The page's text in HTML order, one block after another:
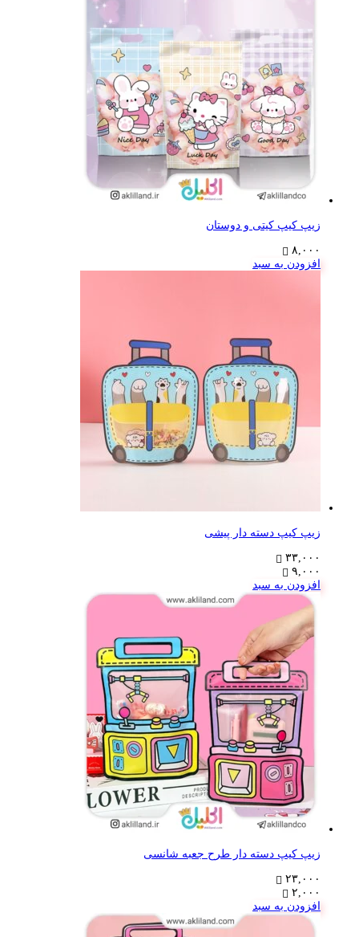
زیپ کیپ کیتی و دوستان
۸,۰۰۰
افزودن به سبد
زیپ کیپ دسته دار پیشی
۳۳,۰۰۰
۹,۰۰۰
افزودن به سبد
زیپ کیپ دسته دار طرح جعبه شانسی
۲۳,۰۰۰
۲,۰۰۰
افزودن به سبد